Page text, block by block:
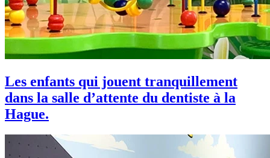
Les enfants qui jouent tranquillement
dans la salle d’attente du dentiste à la
Hague.